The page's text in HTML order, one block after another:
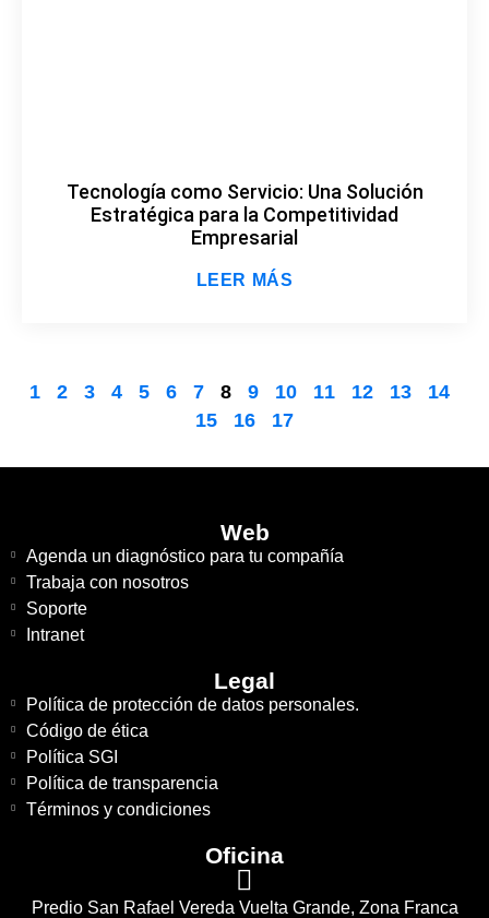
Tecnología como Servicio: Una Solución
Estratégica para la Competitividad
Empresarial
LEER MÁS
1 2 3 4 5 6 7 8 9 10 11 12 13
14
15
16 17
Web
Agenda un diagnóstico para tu compañía
Trabaja con nosotros
Soporte
Intranet
Legal
Política de protección de datos personales.
Código de ética
Política SGI
Política de transparencia
Términos y condiciones
Oficina
Predio San Rafael Vereda Vuelta Grande, Zona Franca